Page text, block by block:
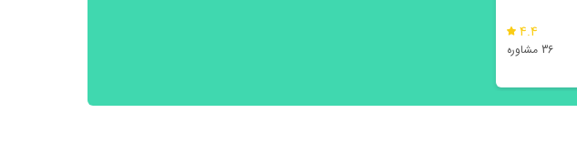
4.4
36 مشاوره